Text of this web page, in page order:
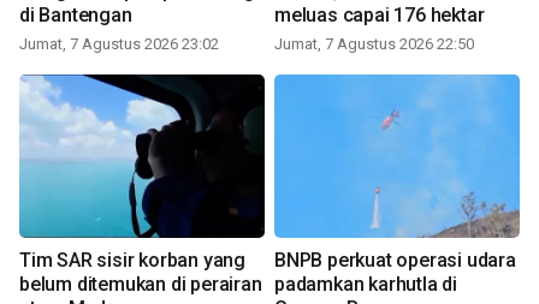
di Bantengan
Jumat, 7 Agustus 2026 23:02
meluas capai 176 hektar
Jumat, 7 Agustus 2026 22:50
Tim SAR sisir korban yang
belum ditemukan di perairan
BNPB perkuat operasi udara
padamkan karhutla di